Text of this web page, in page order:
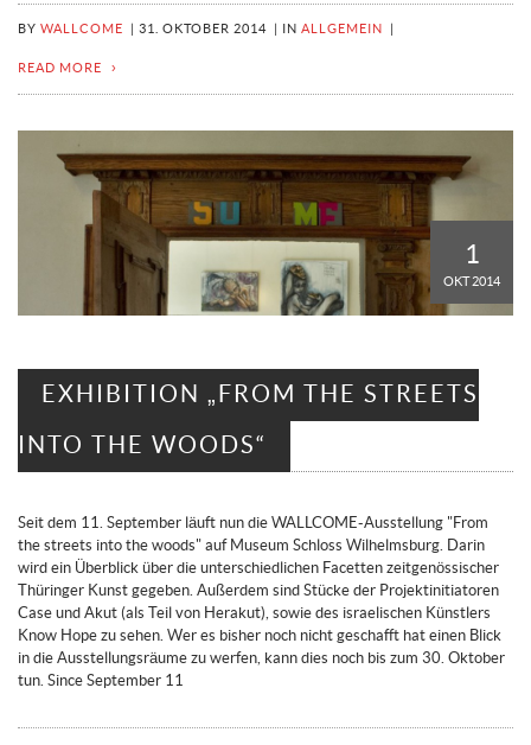
BY WALLCOME 31. OKTOBER 2014 IN ALLGEMEIN
READ MORE
1
OKT 2014
EXHIBITION „FROM THE STREETS
INTO THE WOODS“
Seit dem 11. September läuft nun die WALLCOME-Ausstellung "From
the streets into the woods" auf Museum Schloss Wilhelmsburg. Darin
wird ein Überblick über die unterschiedlichen Facetten zeitgenössischer
Thüringer Kunst gegeben. Außerdem sind Stücke der Projektinitiatoren
Case und Akut (als Teil von Herakut), sowie des israelischen Künstlers
Know Hope zu sehen. Wer es bisher noch nicht geschafft hat einen Blick
in die Ausstellungsräume zu werfen, kann dies noch bis zum 30. Oktober
tun. Since September 11